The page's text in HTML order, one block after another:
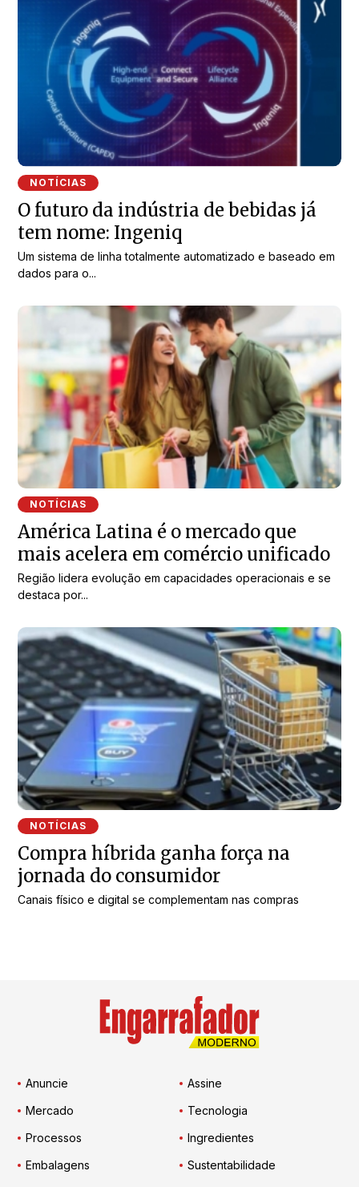
NOTÍCIAS
O futuro da indústria de bebidas já
tem nome: Ingeniq
Um sistema de linha totalmente automatizado e baseado em
dados para o...
NOTÍCIAS
América Latina é o mercado que
mais acelera em comércio unificado
Região lidera evolução em capacidades operacionais e se
destaca por...
NOTÍCIAS
Compra híbrida ganha força na
jornada do consumidor
Canais físico e digital se complementam nas compras
Anuncie
Assine
Mercado
Tecnologia
Processos
Ingredientes
Embalagens
Sustentabilidade